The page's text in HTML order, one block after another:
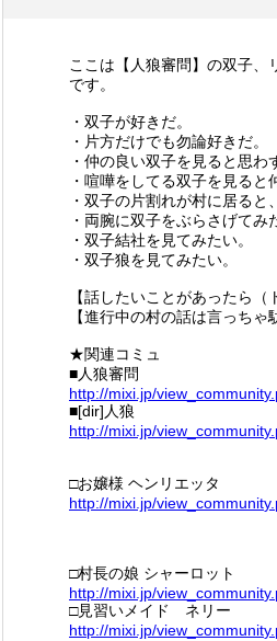
ここは【人狼審問】の双子、
です。
・双子が好きだ。
・片方だけでも勿論好きだ。
・仲の良い双子を見ると思わ
・喧嘩をしてる双子を見ると
・双子の片割れが村に居ると
・両腕に双子をぶらさげてみ
・双子結社を見てみたい。
・双子狼を見てみたい。
【話したいことがあったら（
【進行中の村の話は言っちゃ
★関連コミュ
■人狼審問
http://mixi.jp/view_communit
■[dir]人狼
http://mixi.jp/view_communit
□お嬢様 ヘンリエッタ
http://mixi.jp/view_communit
□村長の娘 シャーロット
http://mixi.jp/view_communit
□見習いメイド ネリー
http://mixi.jp/view_communit